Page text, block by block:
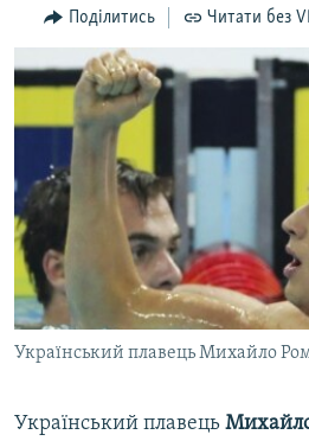
Перейти
до
пошуку
ПОГЛЯД
ІНТЕРВ'Ю
ВСЕ ЗА ДЕНЬ
СПЕЦПРОЕКТИ
ДЕПОРТАЦІЯ
ВІДЕОУРОКИ «ELIFBE»
СВІДЧЕННЯ ОКУПАЦІЇ
УКРАЇНСЬКА ПРОБЛЕМА КРИМУ
ІНФОГРАФІКА
ЯК ОБІЙТИ БЛОКУВАННЯ
Русский
Qırımtatar
ДОЛУЧАЙСЯ!
Поділитись Читати без
Український плавець Михайло
Український плавець